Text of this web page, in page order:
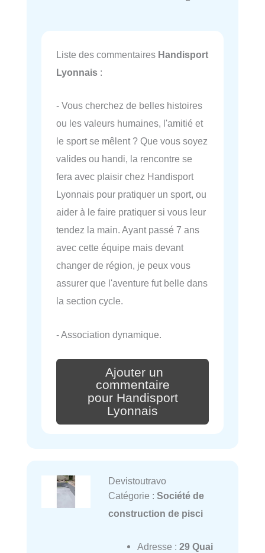
Liste des commentaires Handisport
Lyonnais :
- Vous cherchez de belles histoires
ou les valeurs humaines, l'amitié et
le sport se mêlent ? Que vous soyez
valides ou handi, la rencontre se
fera avec plaisir chez Handisport
Lyonnais pour pratiquer un sport, ou
aider à le faire pratiquer si vous leur
tendez la main. Ayant passé 7 ans
avec cette équipe mais devant
changer de région, je peux vous
assurer que l'aventure fut belle dans
la section cycle.
- Association dynamique.
Ajouter un
commentaire
pour Handisport
Lyonnais
Devistoutravo
Catégorie : Société de
construction de pisci
Adresse : 29 Quai